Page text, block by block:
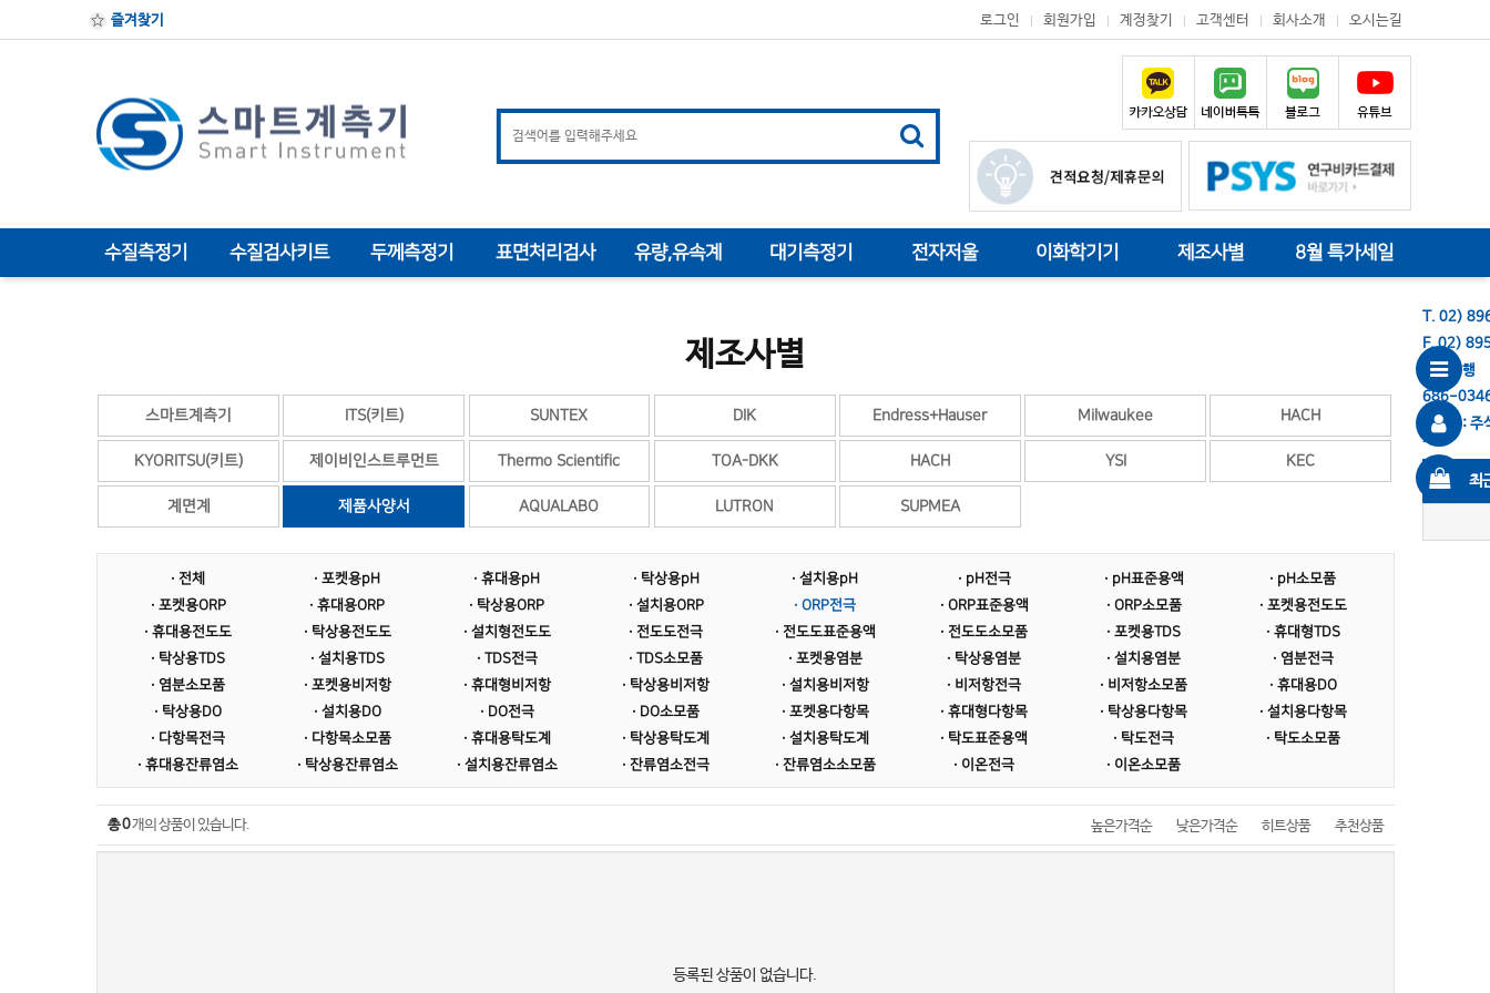
즐겨찾기 로그인 회원가입 계정찾기 고객센터 회사소개 오시는길
수질측정기 수질검사키트 두께측정기 표면처리검사 유량,유속계 대기측정기 전자저울 이화학기기 제조사별 8월 특가세일
T. 02)
F. 02)
기업은행
686-
예금주:
기
최
제조사별
스마트계측기 ITS(키트) SUNTEX DIK Endress+Hauser Milwaukee HACH
KYORITSU(키트) 제이비인스트루먼트 Thermo Scientific TOA-DKK HACH YSI KEC
계면계 제품사양서 AQUALABO LUTRON SUPMEA
· 전체 · 포켓용pH · 휴대용pH · 탁상용pH · 설치용pH · pH전극 · pH표준용액
· pH소모품
· 포켓용ORP
· 휴대용ORP · 탁상용ORP · 설치용ORP · ORP전극 · ORP표준용액 · ORP소모품
· 포켓용전도도
· 휴대용전도도
· 탁상용전도도 · 설치형전도도 · 전도도전극 · 전도도표준용액 · 전도도소모품 · 포켓용TDS
· 휴대형TDS
· 탁상용TDS
· 설치용TDS · TDS전극 · TDS소모품 · 포켓용염분 · 탁상용염분 · 설치용염분
· 염분전극
· 염분소모품
· 포켓용비저항 · 휴대형비저항 · 탁상용비저항 · 설치용비저항 · 비저항전극 · 비저항소모품
· 휴대용DO
· 탁상용DO
· 설치용DO · DO전극 · DO소모품 · 포켓용다항목 · 휴대형다항목 · 탁상용다항목
· 설치용다항목
· 다항목전극
· 다항목소모품 · 휴대용탁도계 · 탁상용탁도계 · 설치용탁도계 · 탁도표준용액 · 탁도전극
· 탁도소모품
· 휴대용잔류염소
· 탁상용잔류염소 · 설치용잔류염소 · 잔류염소전극 · 잔류염소소모품 · 이온전극 · 이온소모품
총 0개의 상품이 있습니다. 높은가격순 낮은가격순 히트상품 추천상품
등록된 상품이 없습니다.